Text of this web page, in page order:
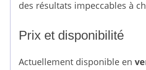
des résultats impeccables à
Prix et disponibilité
Actuellement disponible en